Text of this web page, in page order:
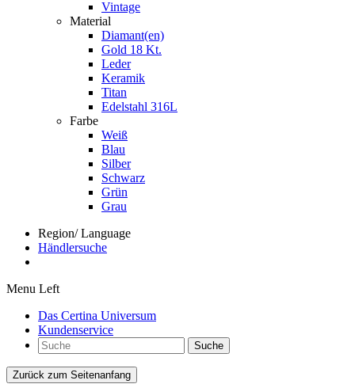
Vintage
Material
Diamant(en)
Gold 18 Kt.
Leder
Keramik
Titan
Edelstahl 316L
Farbe
Weiß
Blau
Silber
Schwarz
Grün
Grau
Region/ Language
Händlersuche
Menu Left
Das Certina Universum
Kundenservice
Suche
Zurück zum Seitenanfang